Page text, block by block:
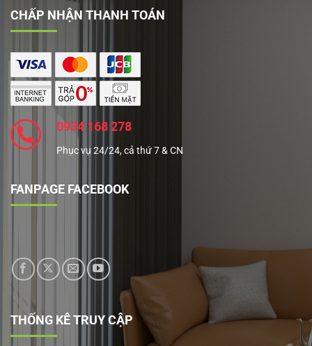
CHẤP NHẬN THANH TOÁN
0934 168 278
Phục vụ 24/24, cả thứ 7 & CN
FANPAGE FACEBOOK
THỐNG KÊ TRUY CẬP